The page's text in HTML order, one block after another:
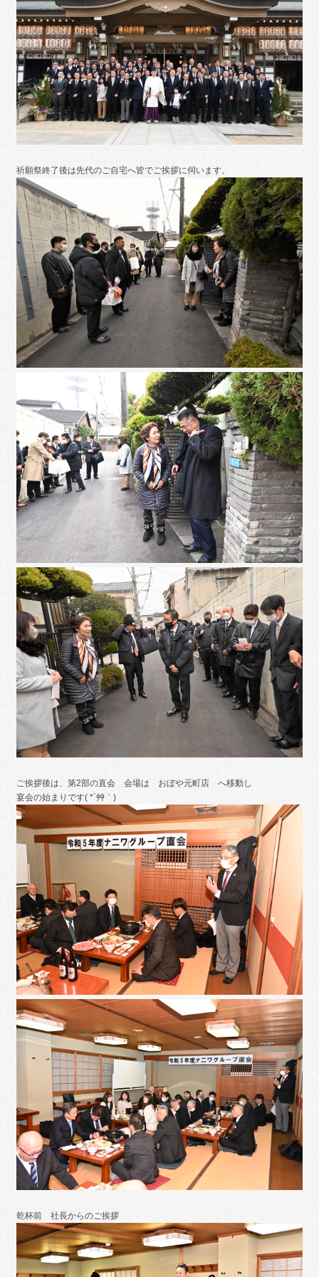
祈願祭終了後は先代のご自宅へ皆でご挨拶に伺います。
ご挨拶後は、第2部の直会 会場は おぼや元町店 へ移動し
宴会の始まりです( *´艸｀)
乾杯前 社長からのご挨拶